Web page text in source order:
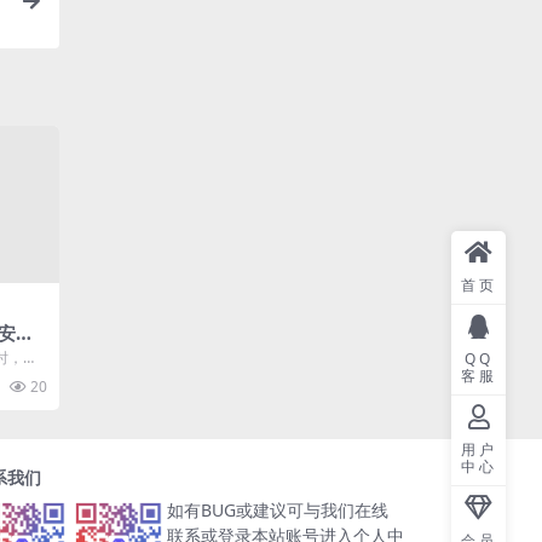
全
，最
全...20
我们
如有BUG或建议可与我们在线
联系或登录本站账号进入个人中
首页
QQ
客服
用户
中心